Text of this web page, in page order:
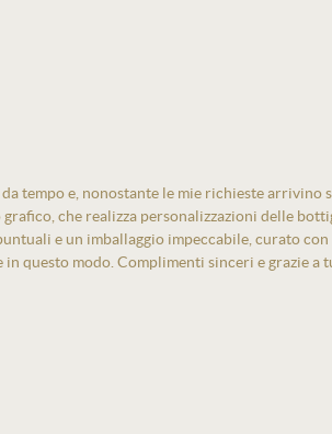
tempo e, nonostante le mie richieste
che realizza personalizzazioni delle
e un imballaggio impeccabile, curato
questo modo. Complimenti sinceri e grazie a